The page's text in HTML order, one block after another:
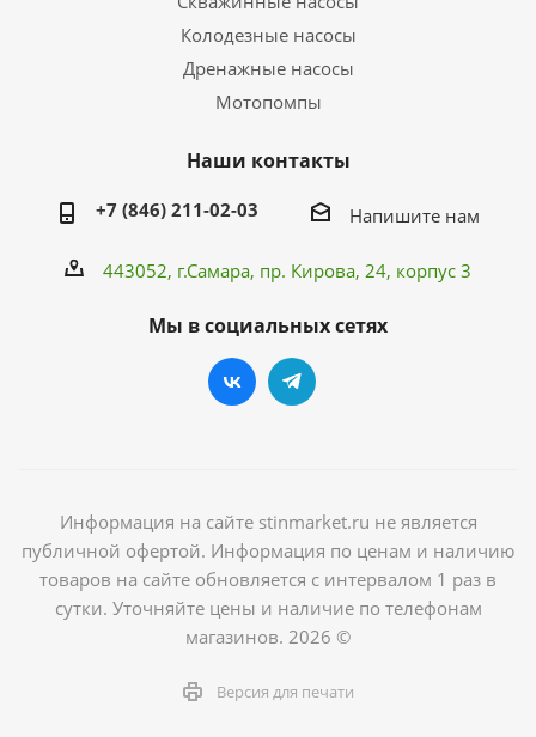
Колодезные насосы
Дренажные насосы
Мотопомпы
Наши контакты
+7 (846) 211-02-03 Напишите нам
443052, г.Самара, пр. Кирова, 24, корпус 3
Мы в социальных сетях
Информация на сайте stinmarket.ru не является
публичной офертой. Информация по ценам и наличию
товаров на сайте обновляется с интервалом 1 раз в
сутки. Уточняйте цены и наличие по телефонам
магазинов. 2026 ©
Версия для печати